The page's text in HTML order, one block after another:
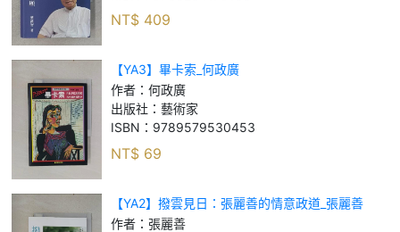
NT$ 409
【YA3】畢卡索_何政廣
作者： 何政廣
出版社： 藝術家
ISBN： 9789579530453
NT$ 69
【YA2】撥雲見日：張麗善的情意政道_張麗善
作者： 張麗善